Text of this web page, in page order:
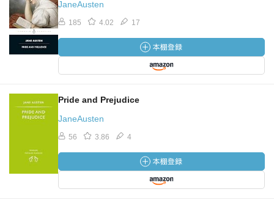
JaneAusten
185 4.02 17
Pride and Prejudice
JaneAusten
56 3.86 4